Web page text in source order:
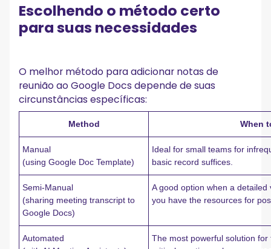
Escolhendo o método certo
para suas necessidades
O melhor método para adicionar notas de
reunião ao Google Docs depende de suas
circunstâncias específicas:
Method When
Manual
(using Google Doc Template)
Ideal for small teams for
basic record suffices.
Semi-Manual
(sharing meeting transcript to
Google Docs)
A good option when a
you have the resources for
Automated
The most powerful solution